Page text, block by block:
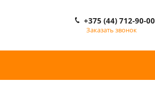
+375 (44) 712-90-00
Заказать звонок